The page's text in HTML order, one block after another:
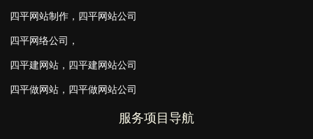
四平网站制作 ， 四平网站公司
四平网络公司 ，
四平建网站 ， 四平建网站公司
四平做网站 ， 四平做网站公司
服务项目导航